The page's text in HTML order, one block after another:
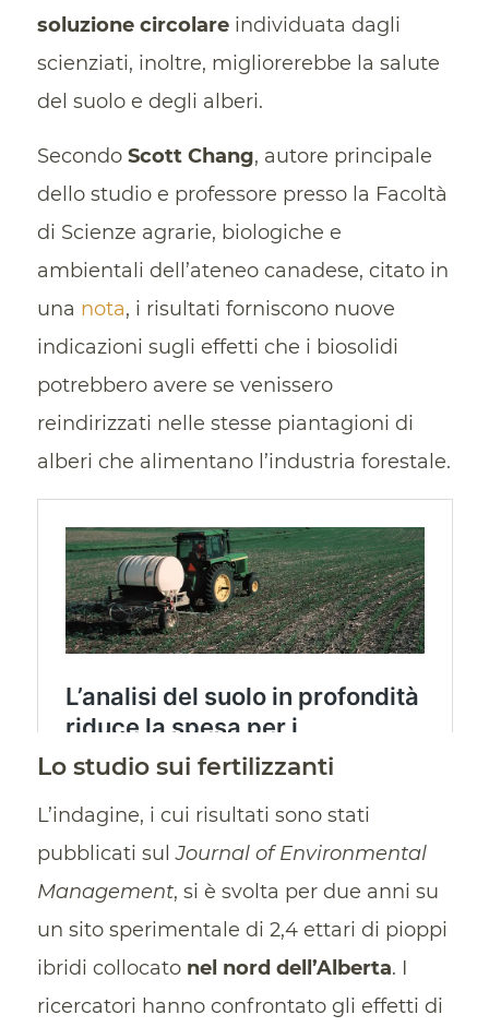
soluzione circolareindividuata dagli
scienziati, inoltre, migliorerebbe la salute
del suolo e degli alberi.
Secondo Scott Chang, autore principale
dello studio e professore presso la Facoltà
di Scienze agrarie, biologiche e
ambientali dell’ateneo canadese, citato in
una nota, i risultati forniscono nuove
indicazioni sugli effetti che i biosolidi
potrebbero avere se venissero
reindirizzati nelle stesse piantagioni di
alberi che alimentano l’industria forestale.
Lo studio sui fertilizzanti
L’indagine, i cui risultati sono stati
pubblicati sulJournal of Environmental
Management, si è svolta per due anni su
un sito sperimentale di 2,4 ettari di pioppi
ibridi collocato nel nord dell’Alberta. I
ricercatori hanno confrontato gli effetti di